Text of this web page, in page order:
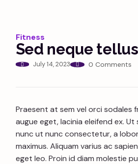
Fitness
Sed neque
July 14, 2023 0 Comments
Praesent at sem vel orci sodales
augue eget, lacinia eleifend ex.
nunc ut nunc consectetur, a
maximus. Aliquam varius ac
eget leo. Proin id diam molestie